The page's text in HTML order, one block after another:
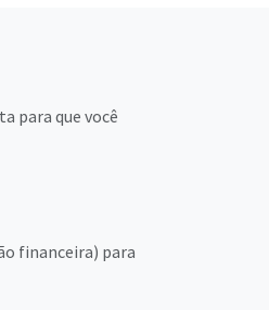
para que você
financeira) para